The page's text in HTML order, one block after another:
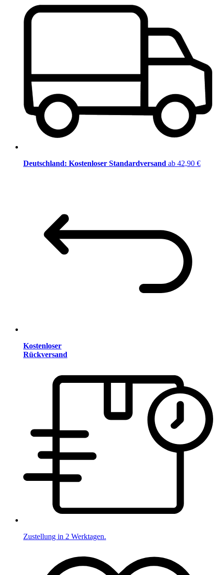
Deutschland: Kostenloser Standardversand ab 42,90 €
Kostenloser
Rückversand
Zustellung in 2 Werktagen.